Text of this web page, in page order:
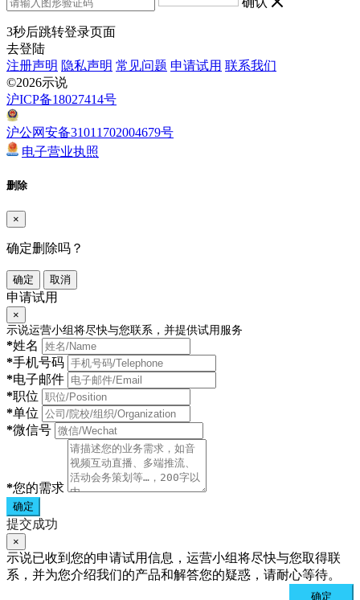
3秒后跳转登录页面
去登陆
注册声明 隐私声明 常见问题 申请试用 联系我们
©2026示说
沪ICP备18027414号
沪公网安备31011702004679号
电子营业执照
删除
×
确定删除吗？
确定 取消
申请试用
×
示说运营小组将尽快与您联系，并提供试用服务
*姓名
*手机号码
*电子邮件
*职位
*单位
*微信号
*您的需求
确定
提交成功
×
示说已收到您的申请试用信息，运营小组将尽快与您取得联
系，并为您介绍我们的产品和解答您的疑惑，请耐心等待。
确定